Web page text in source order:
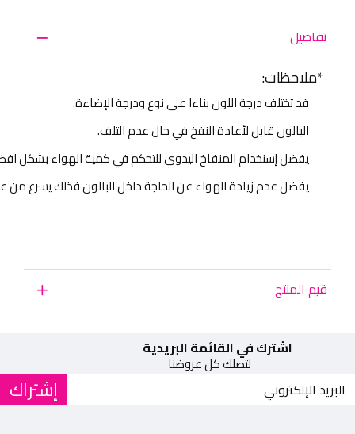
تفاصيل
*ملاحظات:
قد تختلف درجة اللون بناءا على نوع ودرجة الإضاءة.
البالون قابل لأعادة النفخ في حال عدم التلف.
يفضل إسنخدام المنفاخ اليدوي للتحكم في كمية الهواء بشكل
يفضل عدم زيادة الهواء عن الحاجة داخل البالون فذلك يسرع من
قيم المنتج
اشترك في القائمة البريدية
لتصلك كل عروضنا
إشتراك